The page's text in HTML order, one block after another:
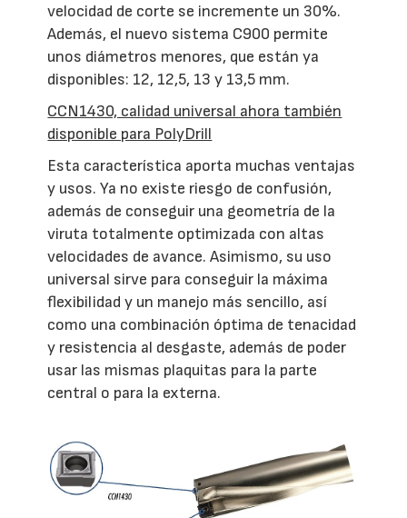
velocidad de corte se incremente un 30%.
Además, el nuevo sistema C900 permite
unos diámetros menores, que están ya
disponibles: 12, 12,5, 13 y 13,5 mm.
CCN1430, calidad universal ahora también
disponible para PolyDrill
Esta característica aporta muchas ventajas
y usos. Ya no existe riesgo de confusión,
además de conseguir una geometría de la
viruta totalmente optimizada con altas
velocidades de avance. Asimismo, su uso
universal sirve para conseguir la máxima
flexibilidad y un manejo más sencillo, así
como una combinación óptima de tenacidad
y resistencia al desgaste, además de poder
usar las mismas plaquitas para la parte
central o para la externa.